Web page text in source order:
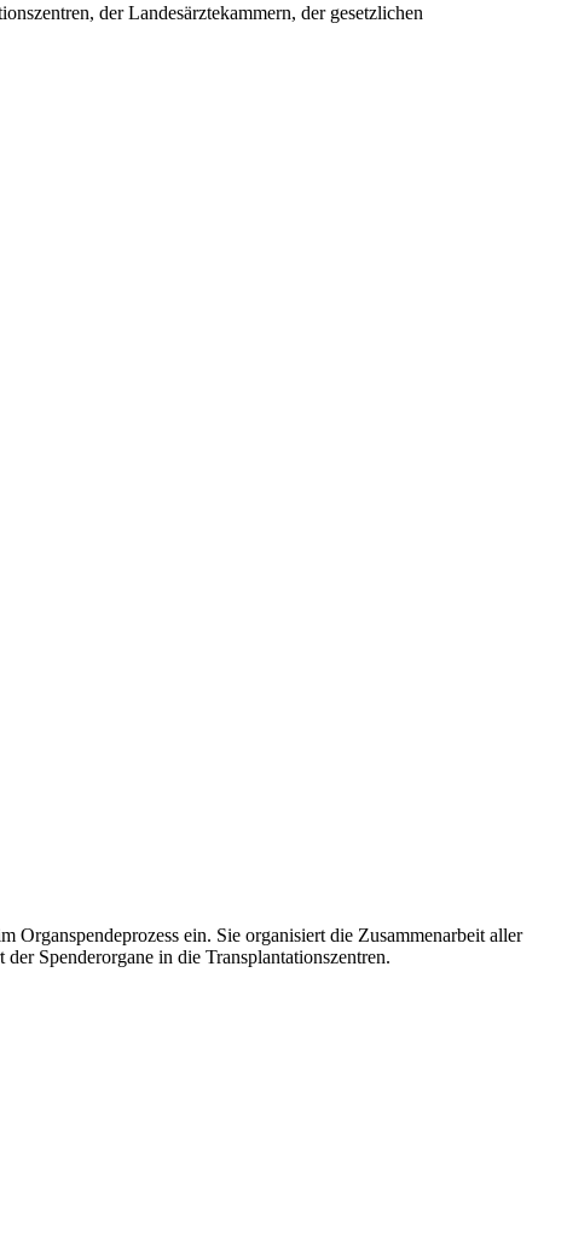
der Landesärztekammern, der gesetzlichen
ein. Sie organisiert die Zusammenarbeit aller
Spenderorgane in die Transplantationszentren.